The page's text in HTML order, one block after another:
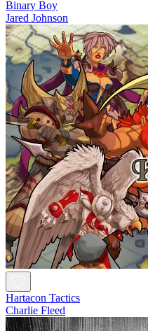
Binary Boy
Jared Johnson
Hartacon Tactics
Charlie Fleed